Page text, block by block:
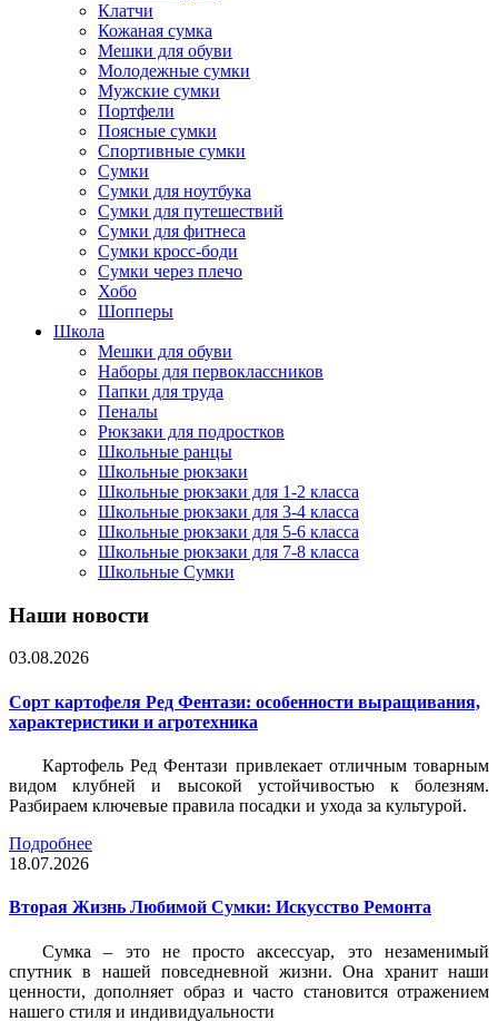
Клатчи
Кожаная сумка
Мешки для обуви
Молодежные сумки
Мужские сумки
Портфели
Поясные сумки
Спортивные сумки
Сумки
Сумки для ноутбука
Сумки для путешествий
Сумки для фитнеса
Сумки кросс-боди
Сумки через плечо
Хобо
Шопперы
Школа
Мешки для обуви
Наборы для первоклассников
Папки для труда
Пеналы
Рюкзаки для подростков
Школьные ранцы
Школьные рюкзаки
Школьные рюкзаки для 1-2 класса
Школьные рюкзаки для 3-4 класса
Школьные рюкзаки для 5-6 класса
Школьные рюкзаки для 7-8 класса
Школьные Сумки
Наши новости
03.08.2026
Сорт картофеля Ред Фентази: особенности выращивания,
характеристики и агротехника
Картофель Ред Фентази привлекает отличным товарным
видом клубней и высокой устойчивостью к болезням.
Разбираем ключевые правила посадки и ухода за культурой.
Подробнее
18.07.2026
Вторая Жизнь Любимой Сумки: Искусство Ремонта
Сумка – это не просто аксессуар, это незаменимый
спутник в нашей повседневной жизни. Она хранит наши
ценности, дополняет образ и часто становится отражением
нашего стиля и индивидуальности